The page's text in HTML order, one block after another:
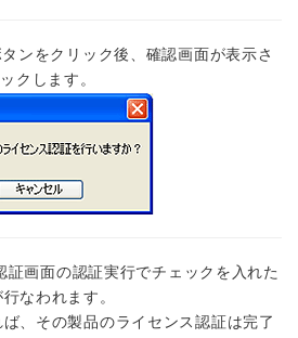
ンをクリック後、確認画面が表示さ
クします。
画面の認証実行でチェックを入れた
なわれます。
、その製品のライセンス認証は完了